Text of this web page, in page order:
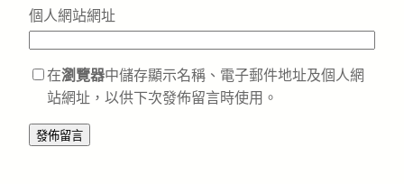
個人網站網址
在瀏覽器中儲存顯示名稱、電子郵件地址及個人網
站網址，以供下次發佈留言時使用。